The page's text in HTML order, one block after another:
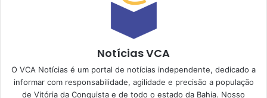
Notícias VCA
O VCA Notícias é um portal de notícias independente, dedicado a
informar com responsabilidade, agilidade e precisão a população
de Vitória da Conquista e de todo o estado da Bahia. Nosso